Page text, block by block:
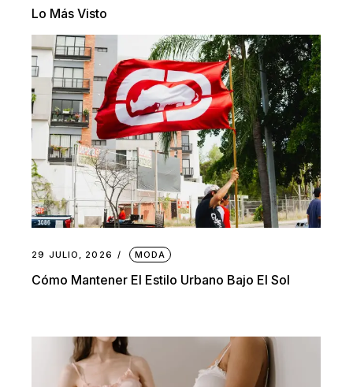
Lo Más Visto
29 JULIO, 2026 MODA
Cómo Mantener El Estilo Urbano Bajo El Sol